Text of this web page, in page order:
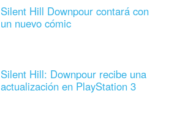
Silent Hill Downpour contará con
un nuevo cómic
Silent Hill: Downpour recibe una
actualización en PlayStation 3